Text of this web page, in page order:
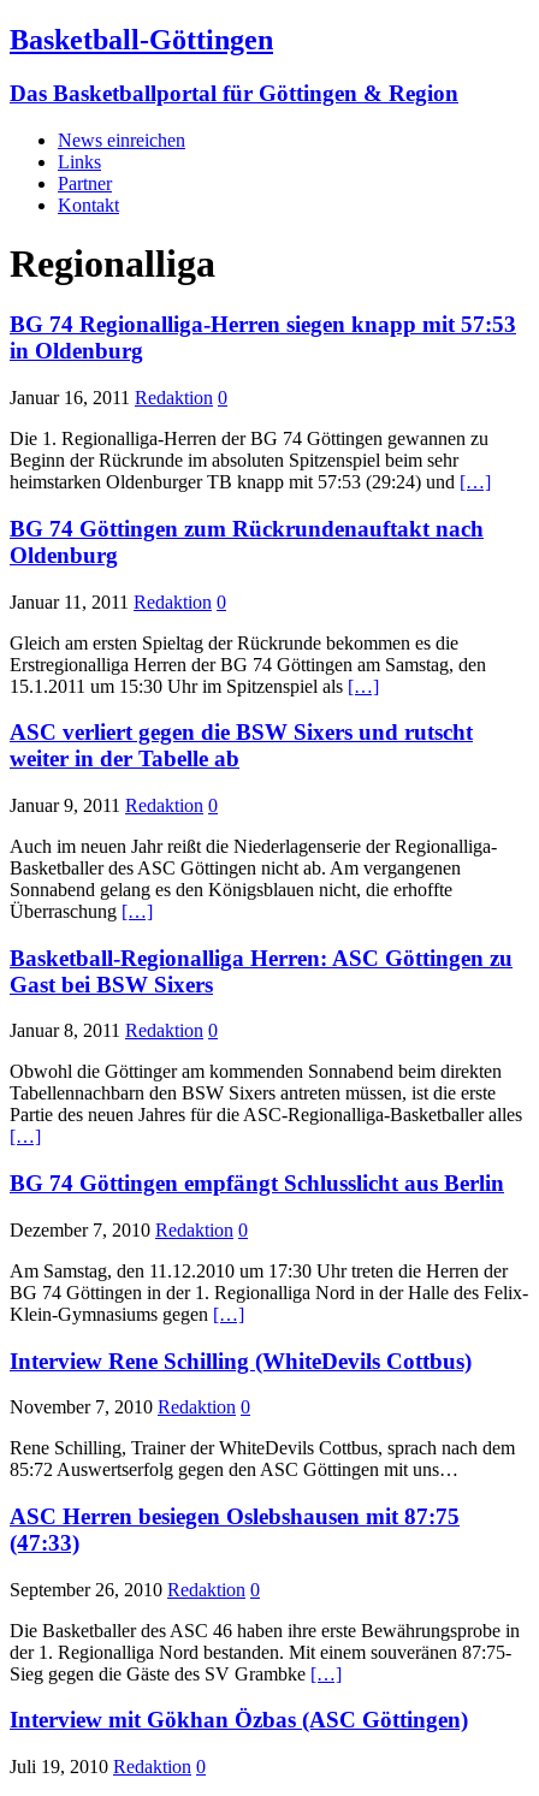
Basketball-Göttingen
Das Basketballportal für Göttingen & Region
News einreichen
Links
Partner
Kontakt
Regionalliga
BG 74 Regionalliga-Herren siegen knapp mit 57:53
in Oldenburg
Januar 16, 2011 Redaktion 0
Die 1. Regionalliga-Herren der BG 74 Göttingen gewannen zu
Beginn der Rückrunde im absoluten Spitzenspiel beim sehr
heimstarken Oldenburger TB knapp mit 57:53 (29:24) und […]
BG 74 Göttingen zum Rückrundenauftakt nach
Oldenburg
Januar 11, 2011 Redaktion 0
Gleich am ersten Spieltag der Rückrunde bekommen es die
Erstregionalliga Herren der BG 74 Göttingen am Samstag, den
15.1.2011 um 15:30 Uhr im Spitzenspiel als […]
ASC verliert gegen die BSW Sixers und rutscht
weiter in der Tabelle ab
Januar 9, 2011 Redaktion 0
Auch im neuen Jahr reißt die Niederlagenserie der Regionalliga-
Basketballer des ASC Göttingen nicht ab. Am vergangenen
Sonnabend gelang es den Königsblauen nicht, die erhoffte
Überraschung […]
Basketball-Regionalliga Herren: ASC Göttingen zu
Gast bei BSW Sixers
Januar 8, 2011 Redaktion 0
Obwohl die Göttinger am kommenden Sonnabend beim direkten
Tabellennachbarn den BSW Sixers antreten müssen, ist die erste
Partie des neuen Jahres für die ASC-Regionalliga-Basketballer alles
[…]
BG 74 Göttingen empfängt Schlusslicht aus Berlin
Dezember 7, 2010 Redaktion 0
Am Samstag, den 11.12.2010 um 17:30 Uhr treten die Herren der
BG 74 Göttingen in der 1. Regionalliga Nord in der Halle des Felix-
Klein-Gymnasiums gegen […]
Interview Rene Schilling (WhiteDevils Cottbus)
November 7, 2010 Redaktion 0
Rene Schilling, Trainer der WhiteDevils Cottbus, sprach nach dem
85:72 Auswertserfolg gegen den ASC Göttingen mit uns…
ASC Herren besiegen Oslebshausen mit 87:75
(47:33)
September 26, 2010 Redaktion 0
Die Basketballer des ASC 46 haben ihre erste Bewährungsprobe in
der 1. Regionalliga Nord bestanden. Mit einem souveränen 87:75-
Sieg gegen die Gäste des SV Grambke […]
Interview mit Gökhan Özbas (ASC Göttingen)
Juli 19, 2010 Redaktion 0